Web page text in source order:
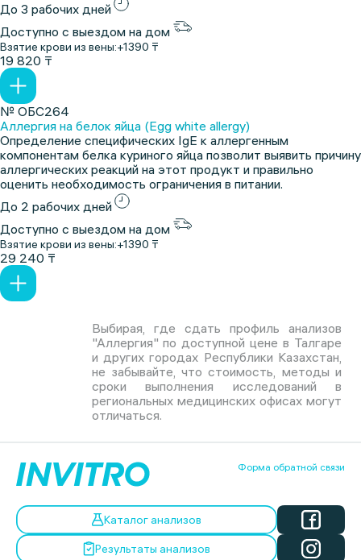
До 3 рабочих дней
Доступно с выездом на дом
Взятие крови из вены:+1390 ₸
19 820 ₸
№ ОБС264
Аллергия на белок яйца (Egg white allergy)
Определение специфических IgE к аллергенным
компонентам белка куриного яйца позволит выявить причину
аллергических реакций на этот продукт и правильно
оценить необходимость ограничения в питании.
До 2 рабочих дней
Доступно с выездом на дом
Взятие крови из вены:+1390 ₸
29 240 ₸
Выбирая, где сдать профиль анализов
"Аллергия" по доступной цене в Талгаре
и других городах Республики Казахстан,
не забывайте, что стоимость, методы и
сроки выполнения исследований в
региональных медицинских офисах могут
отличаться.
Форма обратной связи
Каталог анализов
Результаты анализов